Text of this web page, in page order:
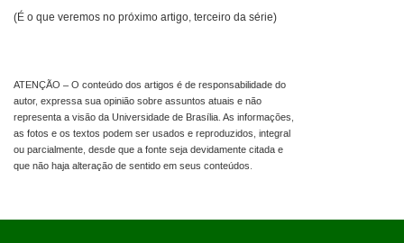
(É o que veremos no próximo artigo, terceiro da série)
ATENÇÃO – O conteúdo dos artigos é de responsabilidade do
autor, expressa sua opinião sobre assuntos atuais e não
representa a visão da Universidade de Brasília. As informações,
as fotos e os textos podem ser usados e reproduzidos, integral
ou parcialmente, desde que a fonte seja devidamente citada e
que não haja alteração de sentido em seus conteúdos.